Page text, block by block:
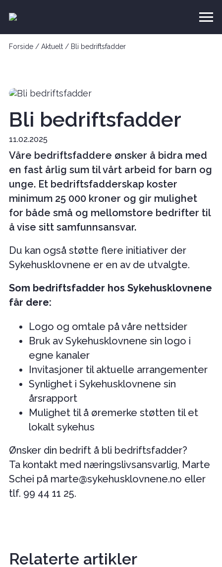
Forside / Aktuelt / Bli bedriftsfadder
Bli bedriftsfadder
11.02.2025
Våre bedriftsfaddere ønsker å bidra med
en fast årlig sum til vårt arbeid for barn og
unge. Et bedriftsfadderskap koster
minimum 25 000 kroner og gir mulighet
for både små og mellomstore bedrifter til
å vise sitt samfunnsansvar.
Du kan også støtte flere initiativer der
Sykehusklovnene er en av de utvalgte.
Som bedriftsfadder hos Sykehusklovnene
får dere:
Logo og omtale på våre nettsider
Bruk av Sykehusklovnene sin logo i
egne kanaler
Invitasjoner til aktuelle arrangementer
Synlighet i Sykehusklovnene sin
årsrapport
Mulighet til å øremerke støtten til et
lokalt sykehus
Ønsker din bedrift å bli bedriftsfadder?
Ta kontakt med næringslivsansvarlig, Marte
Schei på marte@sykehusklovnene.no eller
tlf. 99 44 11 25.
Relaterte artikler